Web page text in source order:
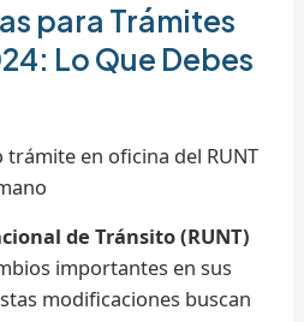
para Trámites
Lo Que Debes
de Tránsito (RUNT)
importantes en sus
modificaciones buscan